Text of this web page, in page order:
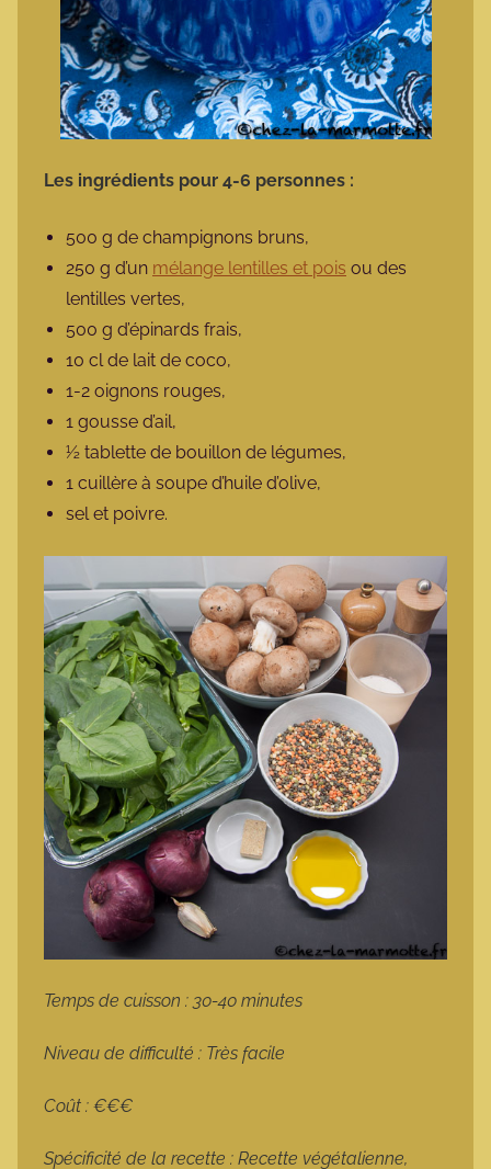
Les ingrédients pour 4-6 personnes :
500 g de champignons bruns,
250 g d’un mélange lentilles et pois ou des
lentilles vertes,
500 g d’épinards frais,
10 cl de lait de coco,
1-2 oignons rouges,
1 gousse d’ail,
½ tablette de bouillon de légumes,
1 cuillère à soupe d’huile d’olive,
sel et poivre.
Temps de cuisson : 30-40 minutes
Niveau de difficulté : Très facile
Coût : €€€
Spécificité de la recette : Recette végétalienne,